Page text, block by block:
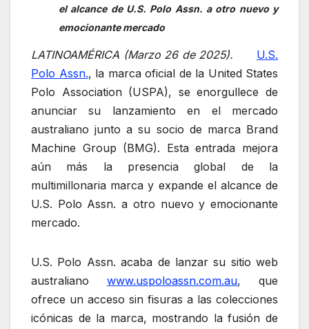
el alcance de U.S. Polo Assn. a otro nuevo y
emocionante mercado
LATINOAMÉRICA (Marzo 26 de 2025). U.S.
Polo Assn., la marca oficial de la United States
Polo Association (USPA), se enorgullece de
anunciar su lanzamiento en el mercado
australiano junto a su socio de marca Brand
Machine Group (BMG). Esta entrada mejora
aún más la presencia global de la
multimillonaria marca y expande el alcance de
U.S. Polo Assn. a otro nuevo y emocionante
mercado.
U.S. Polo Assn. acaba de lanzar su sitio web
australiano www.uspoloassn.com.au, que
ofrece un acceso sin fisuras a las colecciones
icónicas de la marca, mostrando la fusión de